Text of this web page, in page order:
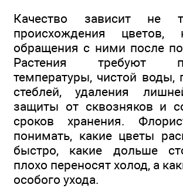
Качество зависит не
происхождения
обращения с ними после
Растения требуют
температуры, чистой воды,
стеблей, удаления
защиты от сквозняков и
сроков хранения.
понимать, какие цветы
быстро, какие дольше
плохо переносят холод, а
особого ухода.